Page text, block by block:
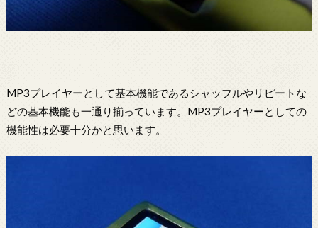
MP3プレイヤーとして基本機能であるシャッフルやリピートな
どの基本機能も一通り揃っています。MP3プレイヤーとしての
機能性は必要十分かと思います。